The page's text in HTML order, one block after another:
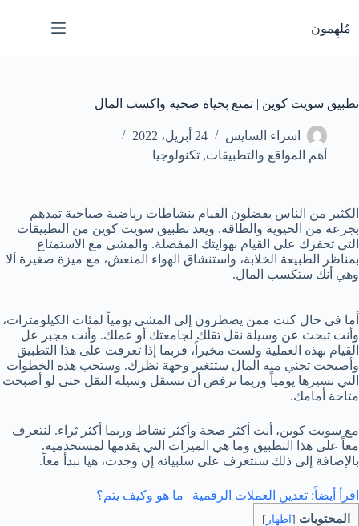
إلى
المحتوى
مُلهِمون
تطبيق سويت كوين | تمتع بحياة صحية واكسب المال
اسراء السايس
24 أبريل، 2022
أهم المواقع والتطبيقات, تكنولوجيا
الكثير من الناس يفضلون القيام بنشاطات رياضية صباحية تمدهم
بجرعة من الحيوية والطاقة. ويعد تطبيق سويت كوين من التطبيقات
التي تحفزك على القيام بهوايتك المفضلة. والمشي مع الاستمتاع
بمناظر الطبيعة الخلابة، واستنشاق الهواء المنعش، مع ميزة صغيرة ألا
وهي أنك ستكسب المال.
أما في حال كنت ممن يضطرون إلى المشي يومياً لمئات الكيلومترات،
وأنت تبحث عن وسيلة نقل تقلك لجامعتك أو عملك. وأنت مجبر عل
القيام بهذه العملية ولست مخيراً، فربما إذا تعرفت على هذا التطبيق
وأصبحت تجني منه المال ستتغير وجهة نظرك. وستحب هذه الخطوات
التي تسيرها يومياً وربما ترفض أن تستقل وسيلة النقل حتى لو أصبحت
متاحة أمامك.
مع سويت كوين، أنت أكثر صحة وأكثر نشاط وربما أكثر ثراء. لنتعرف
معاً على هذا التطبيق وما هي الميزات التي يقدمها لمستخدميه.
بالإضافة إلى ذلك سنتعرف على سلبياته إن وجدت، هيا نبدأ معاً.
اقرأ أيضاً: تعدين العملات الرقمية | ما هو وكيف يتم؟
المحتويات [ اظهار ]